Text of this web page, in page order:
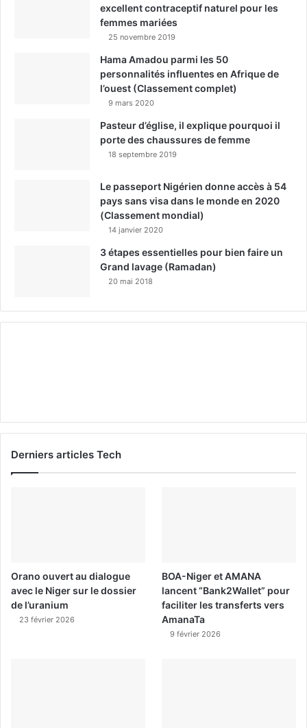
excellent contraceptif naturel pour les
femmes mariées
25 novembre 2019
Hama Amadou parmi les 50
personnalités influentes en Afrique de
l’ouest (Classement complet)
9 mars 2020
Pasteur d’église, il explique pourquoi il
porte des chaussures de femme
18 septembre 2019
Le passeport Nigérien donne accès à 54
pays sans visa dans le monde en 2020
(Classement mondial)
14 janvier 2020
3 étapes essentielles pour bien faire un
Grand lavage (Ramadan)
20 mai 2018
Derniers articles Tech
Orano ouvert au dialogue
avec le Niger sur le dossier
de l’uranium
23 février 2026
BOA-Niger et AMANA
lancent “Bank2Wallet” pour
faciliter les transferts vers
AmanaTa
9 février 2026